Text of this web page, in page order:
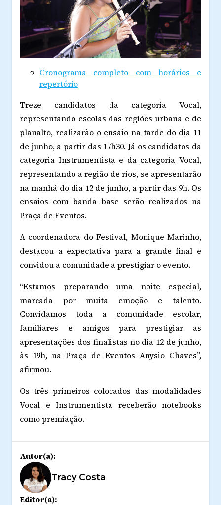
Cronograma completo com horários e
repertório
Treze candidatos da categoria Vocal,
representando escolas das regiões urbana e de
planalto, realizarão o ensaio na tarde do dia 11
de junho, a partir das 17h30. Já os candidatos da
categoria Instrumentista e da categoria Vocal,
representando a região de rios, se apresentarão
na manhã do dia 12 de junho, a partir das 9h. Os
ensaios com banda base serão realizados na
Praça de Eventos.
A coordenadora do Festival, Monique Marinho,
destacou a expectativa para a grande final e
convidou a comunidade a prestigiar o evento.
“Estamos preparando uma noite especial,
marcada por muita emoção e talento.
Convidamos toda a comunidade escolar,
familiares e amigos para prestigiar as
apresentações dos finalistas no dia 12 de junho,
às 19h, na Praça de Eventos Anysio Chaves”,
afirmou.
Os três primeiros colocados das modalidades
Vocal e Instrumentista receberão notebooks
como premiação.
Autor(a):
Tracy Costa
Editor(a):